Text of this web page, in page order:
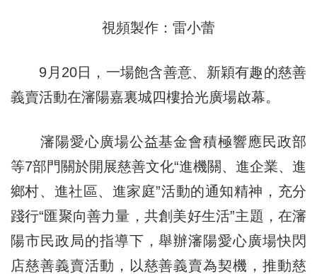
視頻製作：雷小蕾
9月20日，一場飽含善意、新穎有趣的慈善
義賣活動在瀋陽嘉裏城四樓拾光廣場啟幕。
瀋陽愛心廣場公益基金會積極響應民政部
等7部門關於開展慈善文化“進機關、進企業、進
鄉村、進社區、進家庭”活動的通知精神，充分
踐行“匯聚向善力量，共創美好生活”主題，在瀋
陽市民政局的指導下，舉辦瀋陽愛心廣場快閃
店慈善義賣活動，以慈善義賣為契機，推動慈